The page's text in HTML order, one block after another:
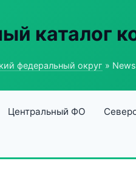
каталог
федеральный округ »
Центральный ФО